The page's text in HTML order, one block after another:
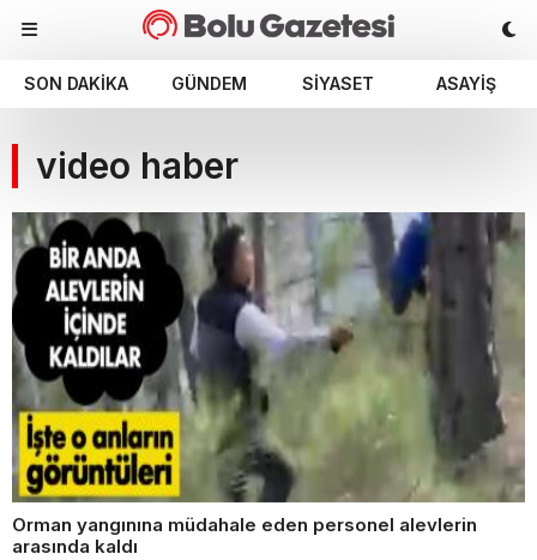
SON DAKIKA GÜNDEM SIYASET ASAYIŞ
video haber
Orman yangınına müdahale eden personel alevlerin
arasında kaldı